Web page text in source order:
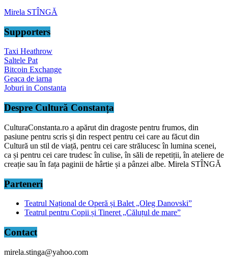
Mirela STÎNGĂ
Supporters
Taxi Heathrow
Saltele Pat
Bitcoin Exchange
Geaca de iarna
Joburi in Constanta
Despre Cultură Constanța
CulturaConstanta.ro a apărut din dragoste pentru frumos, din
pasiune pentru scris și din respect pentru cei care au făcut din
Cultură un stil de viață, pentru cei care strălucesc în lumina scenei,
ca și pentru cei care trudesc în culise, în săli de repetiții, în ateliere de
creație sau în fața paginii de hârtie și a pânzei albe. Mirela STÎNGĂ
Parteneri
Teatrul Național de Operă și Balet „Oleg Danovski”
Teatrul pentru Copii și Tineret „Căluțul de mare”
Contact
mirela.stinga@yahoo.com